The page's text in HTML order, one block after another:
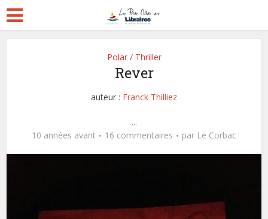
Polar / Thriller
Rever
auteur : Franck Thilliez
...
10 années avant
16 commentaires par Le Corbac